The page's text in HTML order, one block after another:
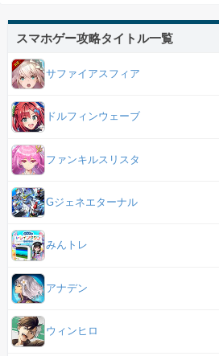
スマホゲー攻略タイトル一覧
サファイアスフィア
ドルフィンウェーブ
ファンキルスリスタ
Gジェネエターナル
みんトレ
アナデン
ウィンヒロ